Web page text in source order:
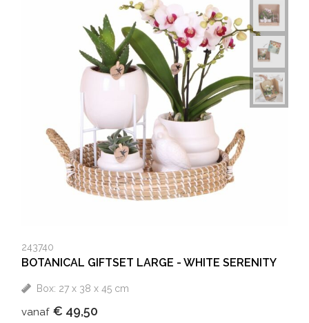
243740
BOTANICAL GIFTSET LARGE - WHITE SERENITY
Box: 27 x 38 x 45 cm
vanaf € 49,50